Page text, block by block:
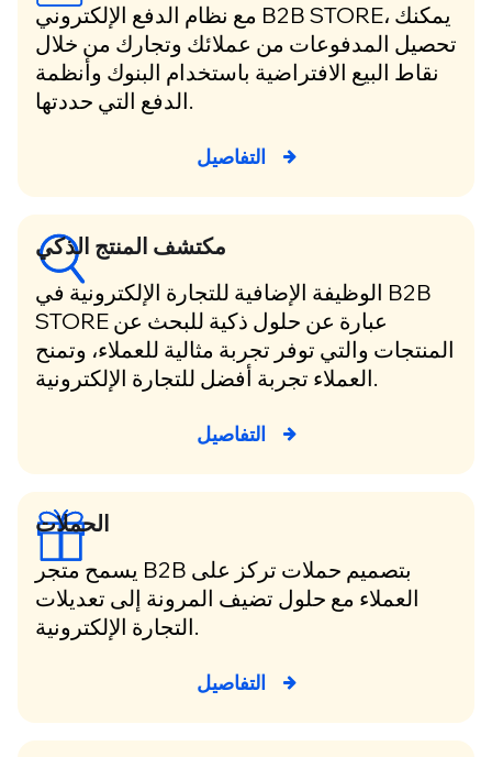
مع نظام الدفع الإلكتروني B2B STORE، يمكنك
تحصيل المدفوعات من عملائك وتجارك من خلال
نقاط البيع الافتراضية باستخدام البنوك وأنظمة
الدفع التي حددتها.
التفاصيل
مكتشف المنتج الذكي
الوظيفة الإضافية للتجارة الإلكترونية في B2B
STORE عبارة عن حلول ذكية للبحث عن
المنتجات والتي توفر تجربة مثالية للعملاء، وتمنح
العملاء تجربة أفضل للتجارة الإلكترونية.
التفاصيل
الحملات
يسمح متجر B2B بتصميم حملات تركز على
العملاء مع حلول تضيف المرونة إلى تعديلات
التجارة الإلكترونية.
التفاصيل